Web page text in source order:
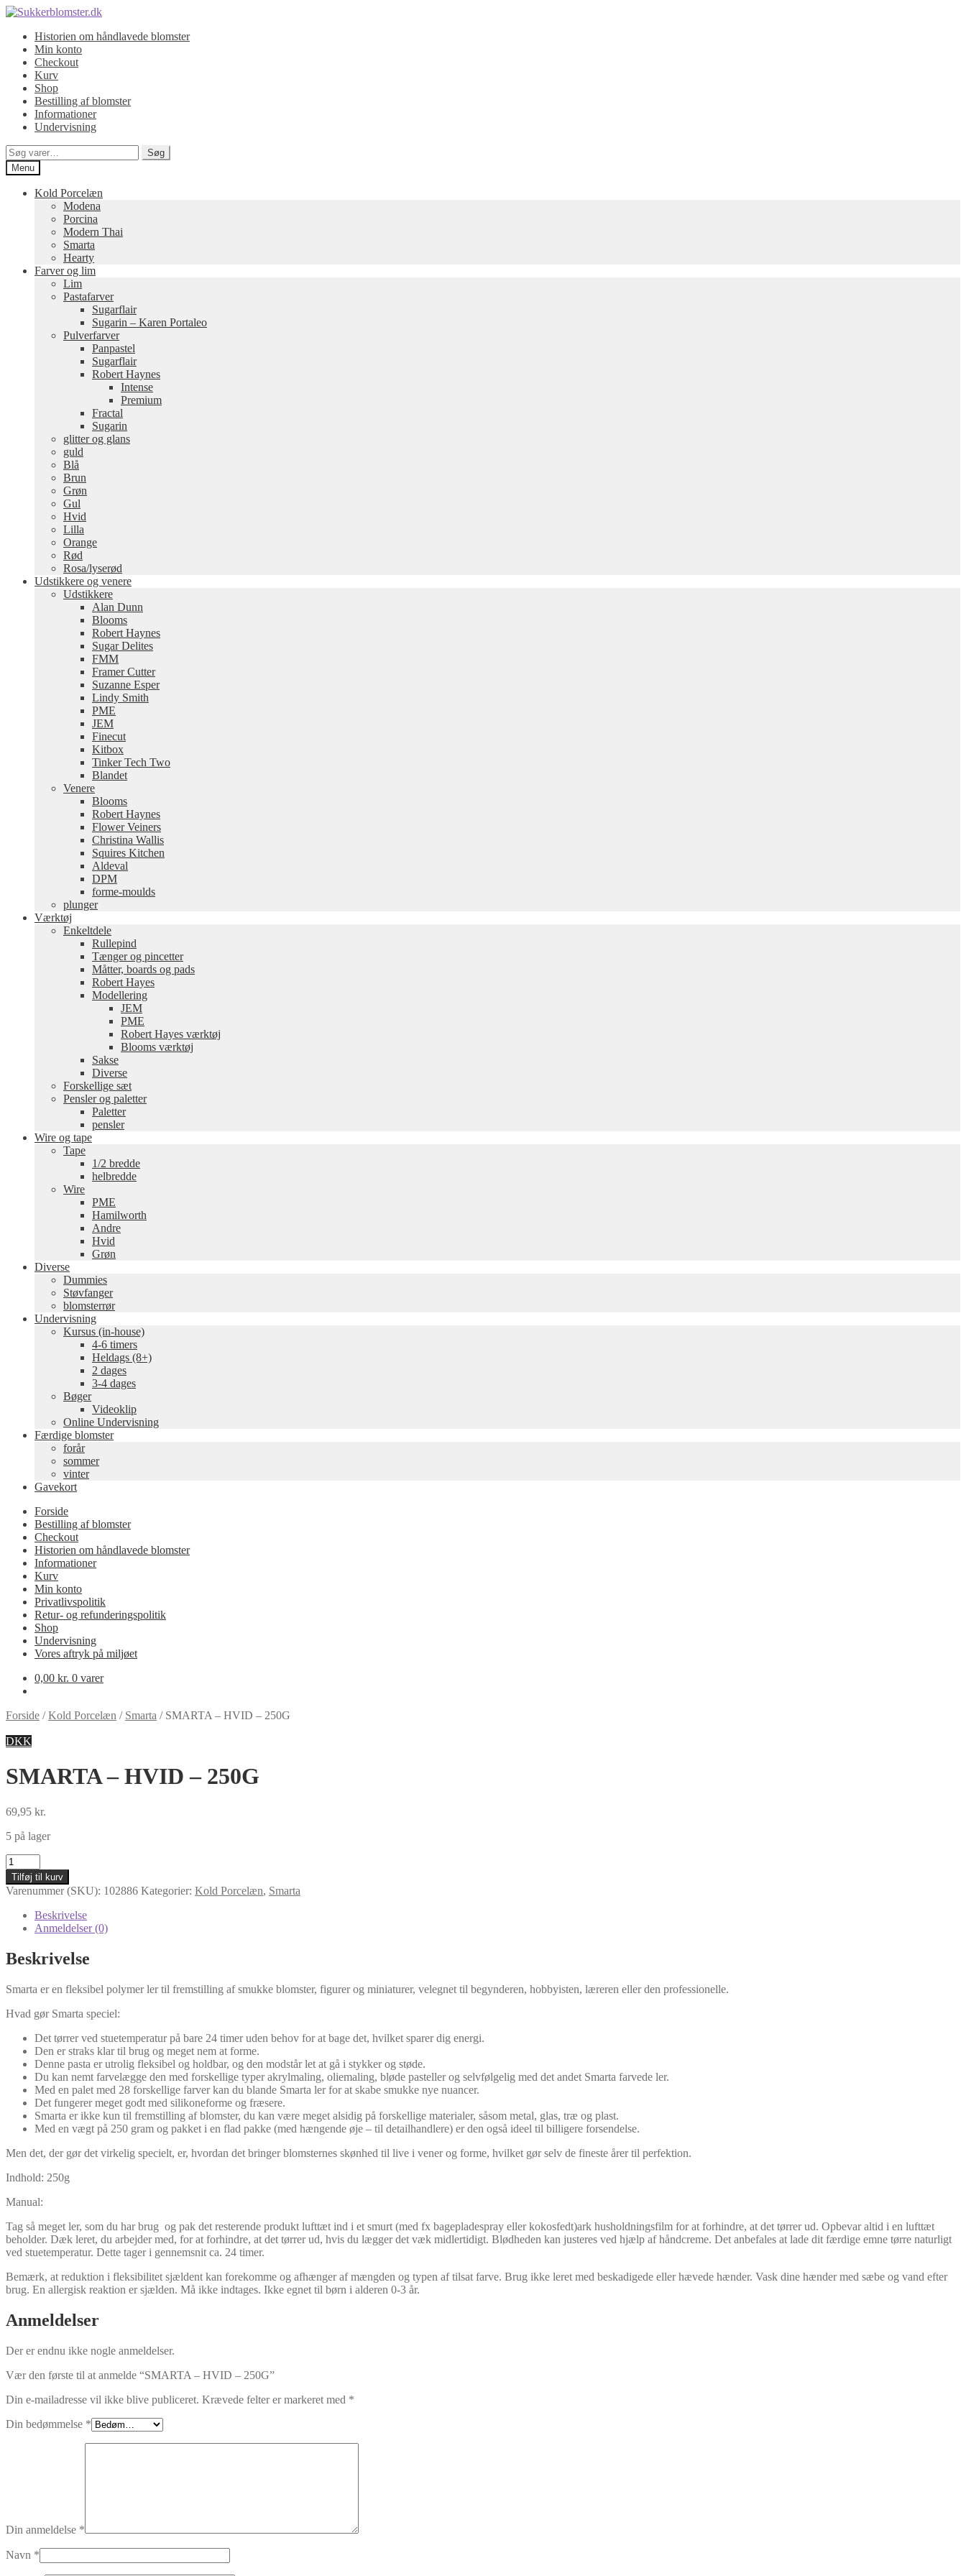
Spring
navigation
Spring
indholdHistorien om håndlavede blomster
Min konto
Checkout
Kurv
Shop
Bestilling af blomster
Informationer
Undervisning
Søg
efter:
Søg
Menu
Kold Porcelæn
Modena
Porcina
Modern Thai
Smarta
Hearty
Farver og lim
Lim
Pastafarver
Sugarflair
Sugarin – Karen Portaleo
Pulverfarver
Panpastel
Sugarflair
Robert Haynes
Intense
Premium
Fractal
Sugarin
glitter og glans
guld
Blå
Brun
Grøn
Gul
Hvid
Lilla
Orange
Rød
Rosa/lyserød
Udstikkere og venere
Udstikkere
Alan Dunn
Blooms
Robert Haynes
Sugar Delites
FMM
Framer Cutter
Suzanne Esper
Lindy Smith
PME
JEM
Finecut
Kitbox
Tinker Tech Two
Blandet
Venere
Blooms
Robert Haynes
Flower Veiners
Christina Wallis
Squires Kitchen
Aldeval
DPM
forme-moulds
plunger
Værktøj
Enkeltdele
Rullepind
Tænger og pincetter
Måtter, boards og pads
Robert Hayes
Modellering
JEM
PME
Robert Hayes værktøj
Blooms værktøj
Sakse
Diverse
Forskellige sæt
Pensler og paletter
Paletter
pensler
Wire og tape
Tape
1/2 bredde
helbredde
Wire
PME
Hamilworth
Andre
Hvid
Grøn
Diverse
Dummies
Støvfanger
blomsterrør
Undervisning
Kursus (in-house)
4-6 timers
Heldags (8+)
2 dages
3-4 dages
Bøger
Videoklip
Online Undervisning
Færdige blomster
forår
sommer
vinter
Gavekort
Forside
Bestilling af blomster
Checkout
Historien om håndlavede blomster
Informationer
Kurv
Min konto
Privatlivspolitik
Retur- og refunderingspolitik
Shop
Undervisning
Vores aftryk på miljøet
0,00 kr. 0 varer
Forside /Kold Porcelæn / Smarta / SMARTA – HVID – 250G
DKK
SMARTA – HVID – 250G
69,95 kr.
5 på lager
SMARTA
-
HVID
250G
antal
Tilføj til kurv
Varenummer (SKU): 102886 Kategorier: Kold Porcelæn, Smarta
Beskrivelse
Anmeldelser (0)
Beskrivelse
Smarta er en fleksibel polymer ler til fremstilling af smukke blomster, figurer og miniaturer, velegnet til begynderen, hobbyisten, læreren eller den professionelle.
Hvad gør Smarta speciel:
Det tørrer ved stuetemperatur på bare 24 timer uden behov for at bage det, hvilket sparer dig energi.
Den er straks klar til brug og meget nem at forme.
Denne pasta er utrolig fleksibel og holdbar, og den modstår let at gå i stykker og støde.
Du kan nemt farvelægge den med forskellige typer akrylmaling, oliemaling, bløde pasteller og selvfølgelig med det andet Smarta farvede ler.
Med en palet med 28 forskellige farver kan du blande Smarta ler for at skabe smukke nye nuancer.
Det fungerer meget godt med silikoneforme og fræsere.
Smarta er ikke kun til fremstilling af blomster, du kan være meget alsidig på forskellige materialer, såsom metal, glas, træ og plast.
Med en vægt på 250 gram og pakket i en flad pakke (med hængende øje – til detailhandlere) er den også ideel til billigere forsendelse.
Men det, der gør det virkelig specielt, er, hvordan det bringer blomsternes skønhed til live i vener og forme, hvilket gør selv de fineste årer til perfektion.
Indhold: 250g
Manual:
Tag så meget ler, som du har brug og pak det resterende produkt lufttæt ind i et smurt (med fx bagepladespray eller kokosfedt)ark husholdningsfilm for at forhindre, at det tørrer ud. Opbevar altid i en lufttæt
beholder. Dæk leret, du arbejder med, for at forhindre, at det tørrer ud, hvis du lægger det væk midlertidigt. Blødheden kan justeres ved hjælp af håndcreme. Det anbefales at lade dit færdige emne tørre naturligt
ved stuetemperatur. Dette tager i gennemsnit ca. 24 timer.
Bemærk, at reduktion i fleksibilitet sjældent kan forekomme og afhænger af mængden og typen af tilsat farve. Brug ikke leret med beskadigede eller hævede hænder. Vask dine hænder med sæbe og vand efter
brug. En allergisk reaktion er sjælden. Må ikke indtages. Ikke egnet til børn i alderen 0-3 år.
Anmeldelser
Der er endnu ikke nogle anmeldelser.
Vær den første til at anmelde “SMARTA – HVID – 250G”
Din e-mailadresse vil ikke blive publiceret. Krævede felter er markeret med *
Din bedømmelse *
Din anmeldelse *
Navn *